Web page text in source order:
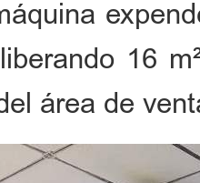
16
área de